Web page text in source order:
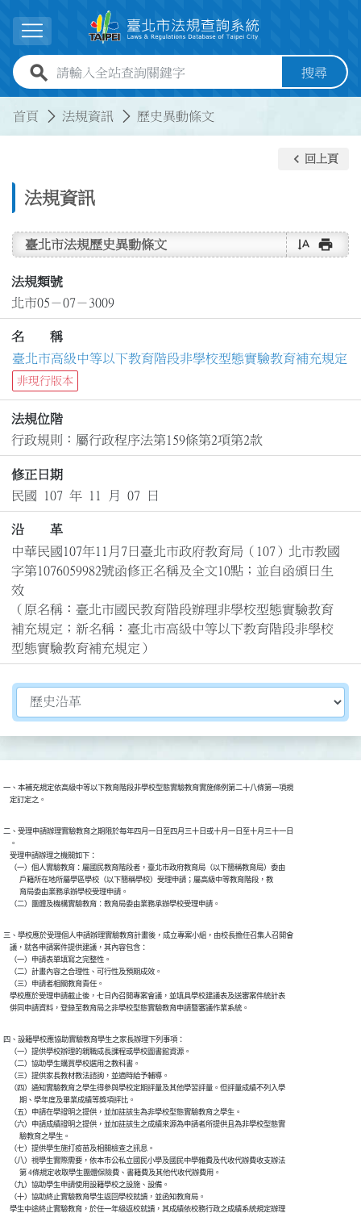
展開選單
全站查詢關鍵字欄位 搜尋
首頁 法規資訊 歷史異動條文
法規資訊
keyboard_arrow_left 回上頁
臺北市法規歷史異動條文 text_rotate_vertical print
法規類號
北市05－07－3009
名 稱
臺北市高級中等以下教育階段非學校型態實驗教育補充規定
非現行版本
法規位階
行政規則：屬行政程序法第159條第2項第2款
修正日期
民國 107 年 11 月 07 日
沿 革
中華民國107年11月7日臺北市政府教育局（107）北市教國
字第1076059982號函修正名稱及全文10點；並自函頒日生
效
（原名稱：臺北市國民教育階段辦理非學校型態實驗教育
補充規定；新名稱：臺北市高級中等以下教育階段非學校
型態實驗教育補充規定）
切換選擇法規資訊內容
一、本補充規定依高級中等以下教育階段非學校型態實驗教育實施條例第二十八條第一項規
    定訂定之。
二、受理申請辦理實驗教育之期限於每年四月一日至四月三十日或十月一日至十月三十一日
    。
    受理申請辦理之機關如下：
    （一）個人實驗教育：屬國民教育階段者，臺北市政府教育局（以下簡稱教育局）委由
          戶籍所在地所屬學區學校（以下簡稱學校）受理申請；屬高級中等教育階段，教
          育局委由業務承辦學校受理申請。
    （二）團體及機構實驗教育：教育局委由業務承辦學校受理申請。
三、學校應於受理個人申請辦理實驗教育計畫後，成立專案小組，由校長擔任召集人召開會
    議，就各申請案件提供建議，其內容包含：
    （一）申請表單填寫之完整性。
    （二）計畫內容之合理性、可行性及預期成效。
    （三）申請者相關教育責任。
    學校應於受理申請截止後，七日內召開專案會議，並填具學校建議表及送審案件統計表
    併同申請資料，登錄至教育局之非學校型態實驗教育申請暨審議作業系統。
四、設籍學校應協助實驗教育學生之家長辦理下列事項：
    （一）提供學校辦理的親職成長課程或學校圖書館資源。
    （二）協助學生購買學校選用之教科書。
    （三）提供家長教材教法諮詢，並適時給予輔導。
    （四）通知實驗教育之學生得參與學校定期評量及其他學習評量。但評量成績不列入學
          期、學年度及畢業成績等獎項評比。
    （五）申請在學證明之提供，並加註該生為非學校型態實驗教育之學生。
    （六）申請成績證明之提供，並加註該生之成績來源為申請者所提供且為非學校型態實
          驗教育之學生。
    （七）提供學生施打疫苗及相關檢查之訊息。
    （八）視學生實際需要，依本市公私立國民小學及國民中學雜費及代收代辦費收支辦法
          第 4條規定收取學生團體保險費、書籍費及其他代收代辦費用。
    （九）協助學生申請使用設籍學校之設施、設備。
    （十）協助終止實驗教育學生返回學校就讀，並函知教育局。
    學生中途終止實驗教育，於任一年級返校就讀，其成績依校務行政之成績系統規定辦理